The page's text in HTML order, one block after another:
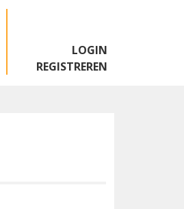
LOGIN
REGISTREREN